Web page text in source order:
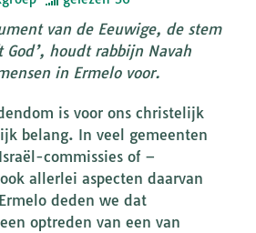
van de Eeuwige, de stem
houdt rabbijn Navah
in Ermelo voor.
is voor ons christelijk
belang. In veel gemeenten
commissies of –
allerlei aspecten daarvan
deden we dat
optreden van een van